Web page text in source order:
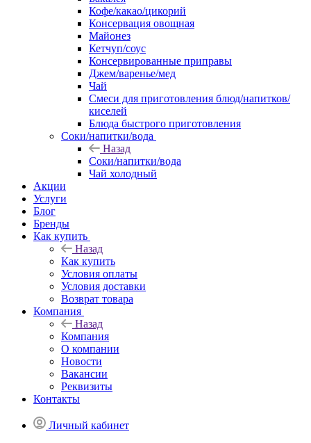
Кофе/какао/цикорий
Консервация овощная
Майонез
Кетчуп/соус
Консервированные приправы
Джем/варенье/мед
Чай
Смеси для приготовления блюд/напитков/
киселей
Блюда быстрого приготовления
Соки/напитки/вода
Назад
Соки/напитки/вода
Чай холодный
Акции
Услуги
Блог
Бренды
Как купить
Назад
Как купить
Условия оплаты
Условия доставки
Возврат товара
Компания
Назад
Компания
О компании
Новости
Вакансии
Реквизиты
Контакты
Личный кабинет